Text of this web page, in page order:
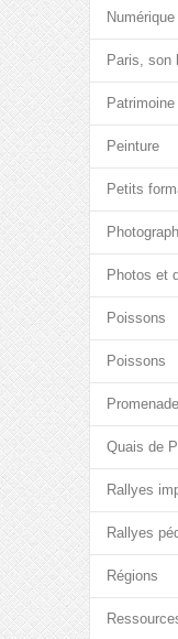
Numérique
Paris, son
Patrimoine
Peinture
Petits
Photos et
Poissons
Poissons
Quais de
Rallyes
Rallyes
Régions